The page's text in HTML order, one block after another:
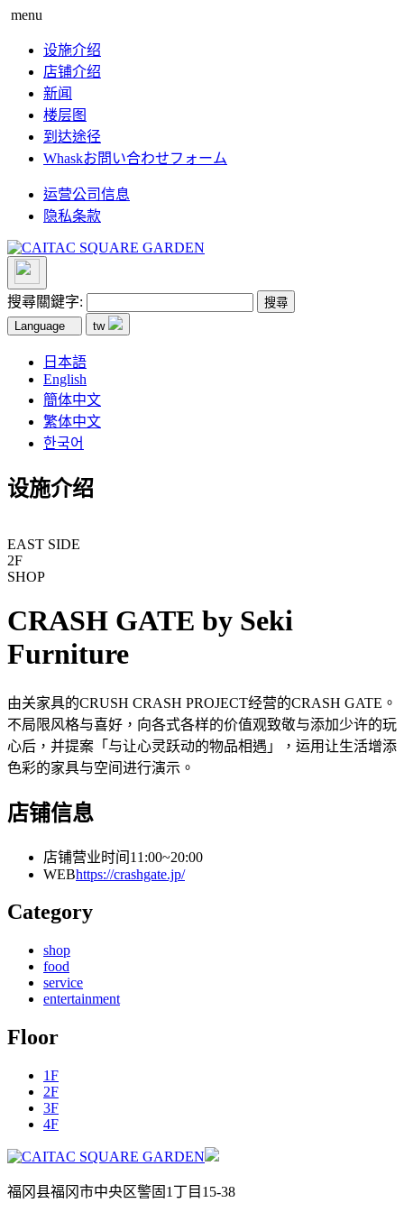
menu
设施介绍
店铺介绍
新闻
楼层图
到达途径
Whaskお問い合わせフォーム
运营公司信息
隐私条款
搜尋關鍵字:
Language tw
日本語
English
簡体中文
繁体中文
한국어
设施介绍
EAST SIDE
2F
SHOP
CRASH GATE by Seki
Furniture
由关家具的CRUSH CRASH PROJECT经营的CRASH GATE。
不局限风格与喜好，向各式各样的价值观致敬与添加少许的玩
心后，并提案「与让心灵跃动的物品相遇」，运用让生活增添
色彩的家具与空间进行演示。
店铺信息
店铺营业时间 11:00~20:00
WEBhttps://crashgate.jp/
Category
shop
food
service
entertainment
Floor
1F
2F
3F
4F
福冈县福冈市中央区警固1丁目15-38